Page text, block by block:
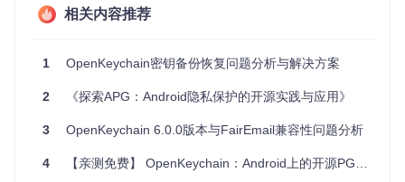
在移动开发或快速原型测试时，允许直接从Android设备上
安全签署Git提交，保持代码库的安全性。
的场景，OkcAgent亦能轻松应对。
项目特点
无缝集成：完美适配Termux，使加密操作成为命令行的一
部分。
易于部署：通过简单的安装步骤，即可开启加密之旅。
相关内容推荐
1 OpenKeychain密钥备份恢复问题分析与解决方案
2 《探索APG：Android隐私保护的开源实践与应用》
3 OpenKeychain 6.0.0版本与FairEmail兼容性问题分析
4 【亲测免费】 OpenKeychain：Android上的开源PGP解决方案